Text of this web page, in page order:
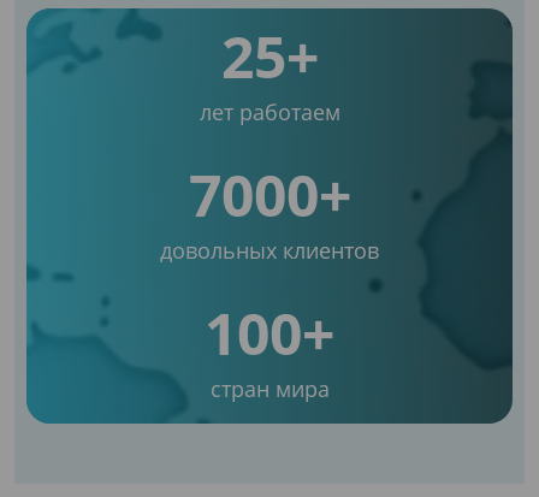
25+
лет работаем
7000+
довольных клиентов
100+
стран мира